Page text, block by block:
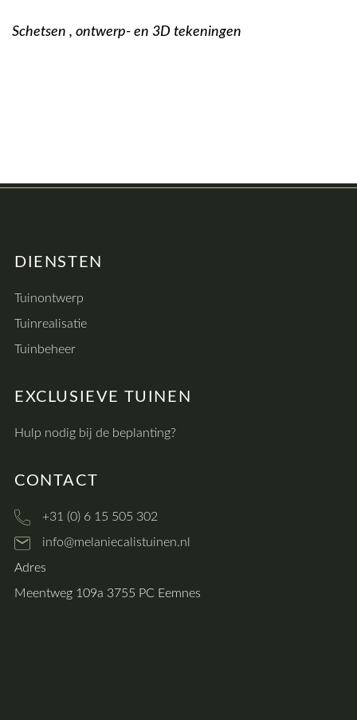
Schetsen , ontwerp- en 3D tekeningen
DIENSTEN
Tuinontwerp
Tuinrealisatie
Tuinbeheer
EXCLUSIEVE TUINEN
Hulp nodig bij de beplanting?
CONTACT
+31 (0) 6 15 505 302
info@melaniecalistuinen.nl
Adres
Meentweg 109a 3755 PC Eemnes